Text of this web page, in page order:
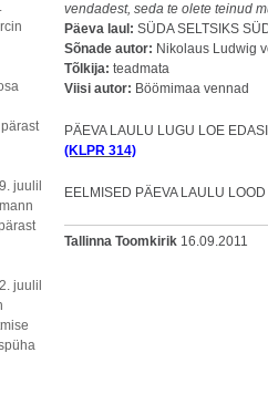
juulil
juulil
vendadest, seda te olete teinud
Päeva laul: SÜDA SELTSIKS
Sõnade autor: Nikolaus Ludwig
Tõlkija: teadmata
Viisi autor: Böömimaa vennad
PÄEVA LAULU LUGU LOE
(KLPR 314)
EELMISED PÄEVA LAULU
Tallinna Toomkirik 16.09.2011